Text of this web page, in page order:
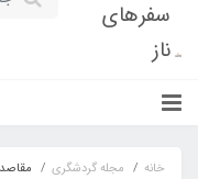
سفرهای
ناز
خانه مجله گردشگری